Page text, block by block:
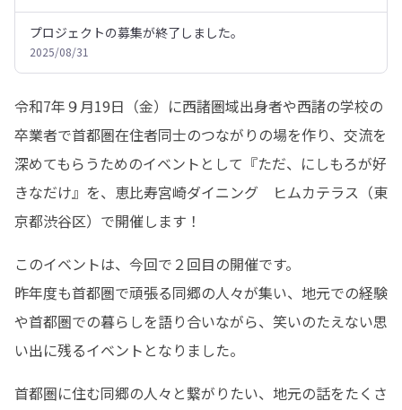
プロジェクトの募集が終了しました。
2025/08/31
令和7年９月19日（金）に西諸圏域出身者や西諸の学校の
卒業者で首都圏在住者同士のつながりの場を作り、交流を
深めてもらうためのイベントとして『ただ、にしもろが好
きなだけ』を、恵比寿宮崎ダイニング　ヒムカテラス（東
京都渋谷区）で開催します！
このイベントは、今回で２回目の開催です。
昨年度も首都圏で頑張る同郷の人々が集い、地元での経験
や首都圏での暮らしを語り合いながら、笑いのたえない思
い出に残るイベントとなりました。
首都圏に住む同郷の人々と繋がりたい、地元の話をたくさ